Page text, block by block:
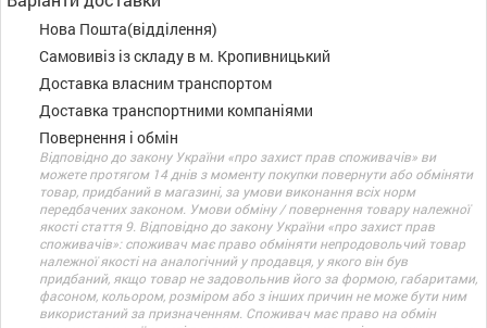
Нова Пошта(відділення)
Самовивіз із складу в м. Кропивницький
Доставка власним транспортом
Доставка транспортними компаніями
Повернення і обмін
Відповідно до закону України «про захист прав споживачів» ви
можете протягом 14 днів з моменту покупки повернути або обміняти
товар, придбаний в магазині, за умови виконання всіх норм
передбачених законом. Умови обміну / повернення товару належної
якості стаття 9. Відповідно до закону України «про захист прав
споживачів»: споживач має право обміняти непродовольчий товар
належної якості на аналогічний у продавця, у якого він був
придбаний, якщо товар не задовольнив його за формою, габаритами,
фасоном, кольором, розміром або з інших причин не може бути ним
використаний за призначенням. Споживач має право на обмін